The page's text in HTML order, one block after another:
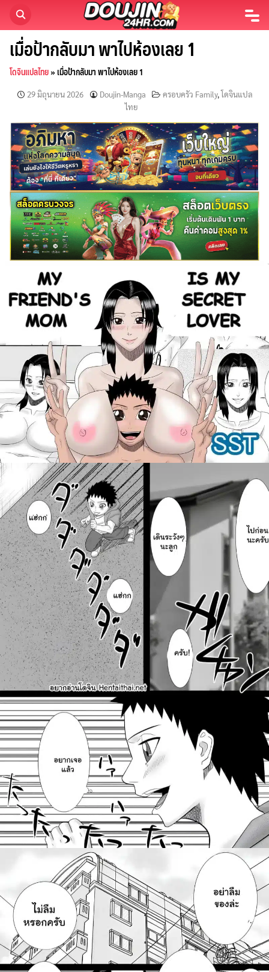
content
เมื่อป้ากลับมา พาไปห้องเลย 1
โดจินแปลไทย»เมื่อป้ากลับมา พาไปห้องเลย 1
29 มิถุนายน 2026 Doujin-Manga ครอบครัว Family,โดจินแปล
ไทย